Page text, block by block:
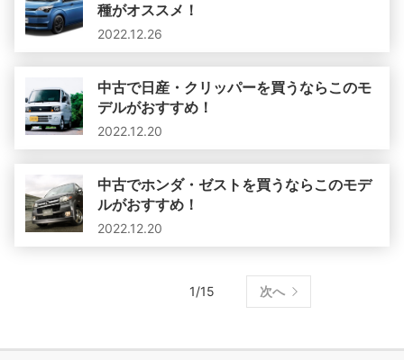
種がオススメ！
2022.12.26
中古で日産・クリッパーを買うならこのモ
デルがおすすめ！
2022.12.20
中古でホンダ・ゼストを買うならこのモデ
ルがおすすめ！
2022.12.20
1/15 次へ